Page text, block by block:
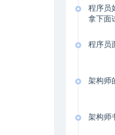
程序员
拿下面
程序员
架构师
架构师